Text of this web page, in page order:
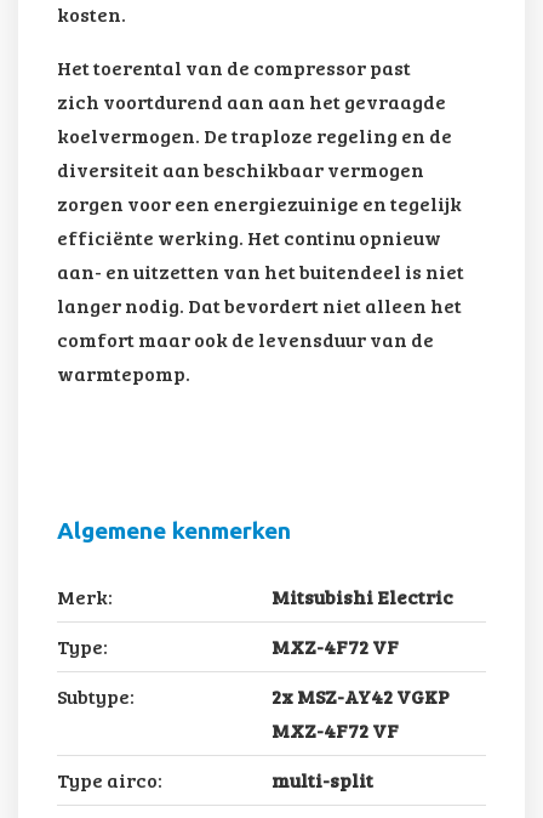
kosten.
Het toerental van de compressor past
zich voortdurend aan aan het gevraagde
koelvermogen. De traploze regeling en de
diversiteit aan beschikbaar vermogen
zorgen voor een energiezuinige en tegelijk
efficiënte werking. Het continu opnieuw
aan- en uitzetten van het buitendeel is niet
langer nodig. Dat bevordert niet alleen het
comfort maar ook de levensduur van de
warmtepomp.
Algemene kenmerken
Merk:
Mitsubishi Electric
Type:
MXZ-4F72 VF
Subtype:
2x MSZ-AY42 VGKP
MXZ-4F72 VF
Type airco:
multi-split